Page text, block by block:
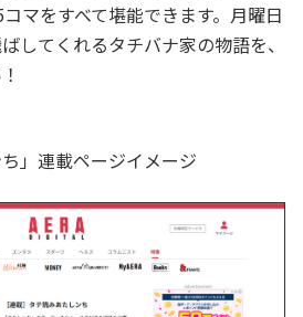
マをすべて堪能できます。月曜日
してくれるタチバナ家の物語を、
」連載ページイメージ